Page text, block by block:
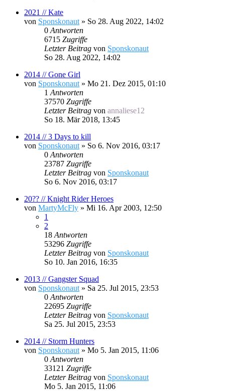
2021 // Kate
von Sponskonaut » So 28. Aug 2022, 14:02
0 Antworten
6715 Zugriffe
Letzter Beitrag von Sponskonaut
So 28. Aug 2022, 14:02
2014 // Gone Girl
von Sponskonaut » Mo 21. Dez 2015, 01:10
1 Antworten
37570 Zugriffe
Letzter Beitrag von annaliese12
So 18. Mär 2018, 13:45
2014 // 3 Days to kill
von Sponskonaut » So 6. Nov 2016, 03:17
0 Antworten
23787 Zugriffe
Letzter Beitrag von Sponskonaut
So 6. Nov 2016, 03:17
20?? // Knight Rider Heroes
von MartyMcFly » Mi 16. Apr 2003, 12:50
1
2
18 Antworten
53296 Zugriffe
Letzter Beitrag von Sponskonaut
So 10. Jan 2016, 16:35
2013 // Gangster Squad
von Sponskonaut » Sa 25. Jul 2015, 23:53
0 Antworten
22695 Zugriffe
Letzter Beitrag von Sponskonaut
Sa 25. Jul 2015, 23:53
2014 // Storm Hunters
von Sponskonaut » Mo 5. Jan 2015, 11:06
0 Antworten
33121 Zugriffe
Letzter Beitrag von Sponskonaut
Mo 5. Jan 2015, 11:06